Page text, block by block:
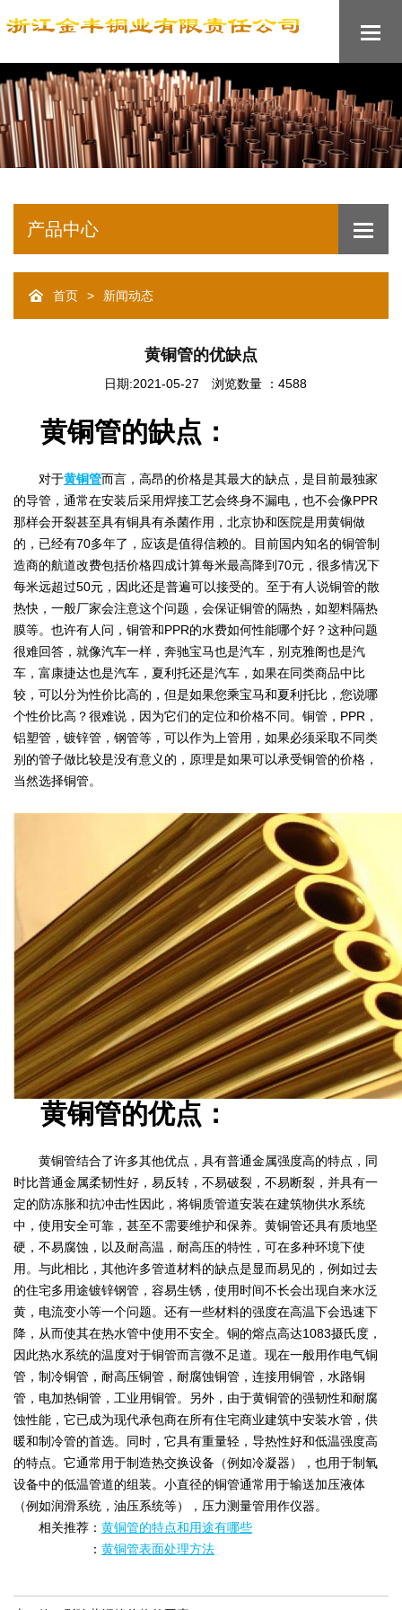
产品中心
首页 > 新闻动态
黄铜管的优缺点
日期:2021-05-27 浏览数量 ：4588
黄铜管的缺点：
对于黄铜管而言，高昂的价格是其最大的缺点，是目前最独家
的导管，通常在安装后采用焊接工艺会终身不漏电，也不会像PPR
那样会开裂甚至具有铜具有杀菌作用，北京协和医院是用黄铜做
的，已经有70多年了，应该是值得信赖的。目前国内知名的铜管制
造商的航道改费包括价格四成计算每米最高降到70元，很多情况下
每米远超过50元，因此还是普遍可以接受的。至于有人说铜管的散
热快，一般厂家会注意这个问题，会保证铜管的隔热，如塑料隔热
膜等。也许有人问，铜管和PPR的水费如何性能哪个好？这种问题
很难回答，就像汽车一样，奔驰宝马也是汽车，别克雅阁也是汽
车，富康捷达也是汽车，夏利托还是汽车，如果在同类商品中比
较，可以分为性价比高的，但是如果您乘宝马和夏利托比，您说哪
个性价比高？很难说，因为它们的定位和价格不同。铜管，PPR，
铝塑管，镀锌管，钢管等，可以作为上管用，如果必须采取不同类
别的管子做比较是没有意义的，原理是如果可以承受铜管的价格，
当然选择铜管。
黄铜管的优点：
黄铜管结合了许多其他优点，具有普通金属强度高的特点，同
时比普通金属柔韧性好，易反转，不易破裂，不易断裂，并具有一
定的防冻胀和抗冲击性因此，将铜质管道安装在建筑物供水系统
中，使用安全可靠，甚至不需要维护和保养。黄铜管还具有质地坚
硬，不易腐蚀，以及耐高温，耐高压的特性，可在多种环境下使
用。与此相比，其他许多管道材料的缺点是显而易见的，例如过去
的住宅多用途镀锌钢管，容易生锈，使用时间不长会出现自来水泛
黄，电流变小等一个问题。还有一些材料的强度在高温下会迅速下
降，从而使其在热水管中使用不安全。铜的熔点高达1083摄氏度，
因此热水系统的温度对于铜管而言微不足道。现在一般用作电气铜
管，制冷铜管，耐高压铜管，耐腐蚀铜管，连接用铜管，水路铜
管，电加热铜管，工业用铜管。另外，由于黄铜管的强韧性和耐腐
蚀性能，它已成为现代承包商在所有住宅商业建筑中安装水管，供
暖和制冷管的首选。同时，它具有重量轻，导热性好和低温强度高
的特点。它通常用于制造热交换设备（例如冷凝器），也用于制氧
设备中的低温管道的组装。小直径的铜管通常用于输送加压液体
（例如润滑系统，油压系统等），压力测量管用作仪器。
相关推荐： 黄铜管的特点和用途有哪些
： 黄铜管表面处理方法